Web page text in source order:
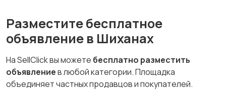
Разместите бесплатное
объявление в Шиханах
На SellClick вы можете бесплатно разместить
объявлениев любой категории. Площадка
объединяет частных продавцов и покупателей.